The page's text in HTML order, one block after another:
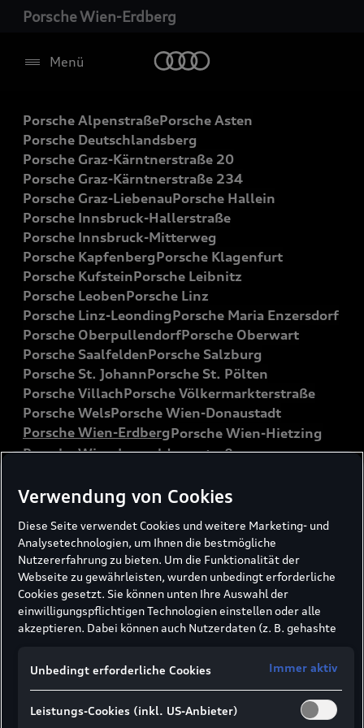
Porsche Wien-Erdberg
Menü
Porsche AlpenstraßePorsche Asten
Porsche Deutschlandsberg
Porsche Graz-Kärntnerstraße 20
Porsche Graz-Kärntnerstraße 234
Porsche Graz-LiebenauPorsche Hallein
Porsche Innsbruck-Hallerstraße
Porsche Innsbruck-Mitterweg
Porsche KapfenbergPorsche Klagenfurt
Porsche KufsteinPorsche Leibnitz
Porsche LeobenPorsche Linz
Porsche Linz-LeondingPorsche Maria Enzersdorf
Porsche OberpullendorfPorsche Oberwart
Porsche SaalfeldenPorsche Salzburg
Porsche St. JohannPorsche St. Pölten
Porsche VillachPorsche Völkermarkterstraße
Porsche WelsPorsche Wien-Donaustadt
Porsche Wien-ErdbergPorsche Wien-Hietzing
Porsche Wien-Leopoldauerstraße
Porsche Wien-Oberlaa
Porsche Wien-Pragerstraße
Porsche Wien-Simmering
Porsche Wiener Neudorf
Porsche Wiener Neustadt
Porsche Wolfsberg
Porsche WörglPorsche Zell am See
4.7108 Bewertungen
Verwendung von Cookies
Diese Seite verwendet Cookies und weitere Marketing- und
Analysetechnologien, um Ihnen die bestmögliche
Nutzererfahrung zu bieten. Um die Funktionalität der
Webseite zu gewährleisten, wurden unbedingt erforderliche
Cookies gesetzt. Sie können unten Ihre Auswahl der
einwilligungspflichtigen Technologien einstellen oder alle
akzeptieren. Dabei können auch Nutzerdaten (z. B. gehashte
Formularabsendung) an unsere Partner (z. B. Google)
übermittelt werden, um die Nutzung der Website zu
Werbung an Ihre Interessen anzupassen.
Unbedingt erforderliche Cookies Immer aktiv
Leistungs-Cookies (inkl. US-Anbieter)